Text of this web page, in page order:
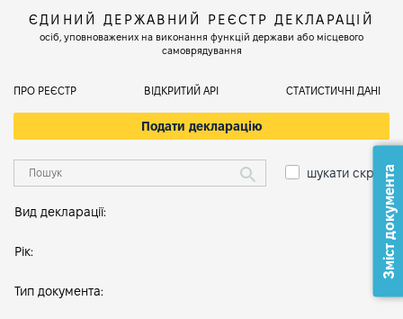
ЄДИНИЙ ДЕРЖАВНИЙ РЕЄСТР ДЕКЛАРАЦІЙ
осіб, уповноважених на виконання функцій держави або місцевого
самоврядування
ПРО РЕЄСТР ВІДКРИТИЙ АРІ СТАТИСТИЧНІ ДАНІ
Подати декларацію
шукати скрізь
Вид декларації:
Рік:
Тип документа:
Зміст документа